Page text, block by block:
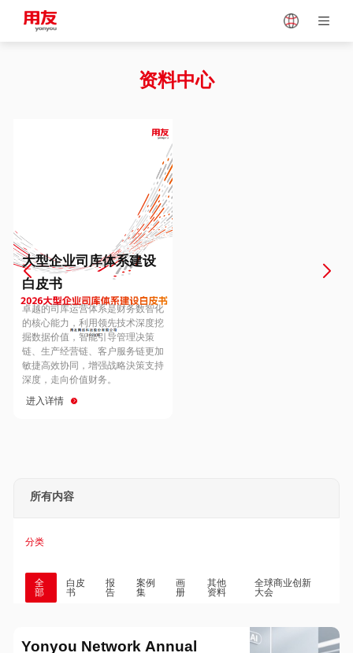
Vietnam
Europe
Hungary
Hong Kong
资料中心
大型企业司库体系建设
白皮书
卓越的司库运营体系是财务数智化
的核心能力，利用领先技术深度挖
掘数据价值，智能引导管理决策
链、生产经营链、客户服务链更加
敏捷高效协同，增强战略決策支持
深度，走向价值财务。
进入详情
所有内容
分类
全
部
白皮
书
报
告
案例
集
画
册
其他
资料
全球商业创新
大会
Yonyou Network Annual